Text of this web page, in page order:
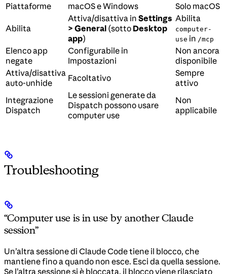
Piattaforme
macOS e Windows Solo macOS
Abilita
Attiva/disattiva in Settings
> General (sotto Desktop
app)
Abilita
computer-
use in /mcp
Elenco app
negate
Configurabile in
Impostazioni
Non ancora
disponibile
Attiva/disattiva
auto-unhide
Facoltativo
Sempre
attivo
Integrazione
Dispatch
Le sessioni generate da
Dispatch possono usare
computer use
Non
applicabile
Troubleshooting
“Computer use is in use by another Claude
session”
Un’altra sessione di Claude Code tiene il blocco, che
mantiene fino a quando non esce. Esci da quella sessione.
Se l’altra sessione si è bloccata, il blocco viene rilasciato